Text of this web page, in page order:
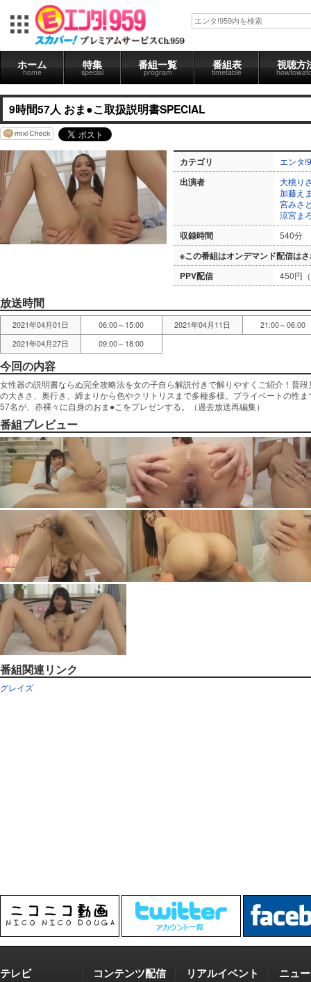
ホーム
home
特集
special
番組一覧
program
番組表
timetable
視聴方
9時間57人 おま●こ取扱説明書SPECIAL
カテゴリ エンタ
出演者
大桃り
加藤え
宮みさ
涼宮ま
収録時間 540分
※この番組はオンデマンド配信は
PPV配信
450円
放送時間
2021年04月01日 06:00～15:00 2021年04月11日
21:00～06:00
2021年04月27日
09:00～18:00
今回の内容
女性器の説明書ならぬ完全攻略法を女の子自ら解説付きで解りやすくご紹介！普
の大きさ、奥行き、締まりから色やクリトリスまで多種多様。プライベートの性
57名が、赤裸々に自身のおま●こをプレゼンする。（過去放送再編集）
番組プレビュー
番組関連リンク
グレイズ
テレビ コンテンツ配信 リアルイベント ニュ